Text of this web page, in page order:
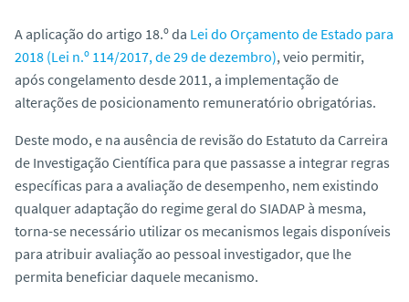
A aplicação do artigo 18.º da Lei do Orçamento de Estado para
2018 (Lei n.º 114/2017, de 29 de dezembro), veio permitir,
após congelamento desde 2011, a implementação de
alterações de posicionamento remuneratório obrigatórias.
Deste modo, e na ausência de revisão do Estatuto da Carreira
de Investigação Científica para que passasse a integrar regras
específicas para a avaliação de desempenho, nem existindo
qualquer adaptação do regime geral do SIADAP à mesma,
torna-se necessário utilizar os mecanismos legais disponíveis
para atribuir avaliação ao pessoal investigador, que lhe
permita beneficiar daquele mecanismo.